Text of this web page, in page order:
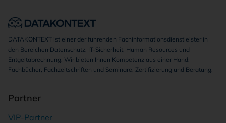
DATAKONTEXT ist einer der führenden Fachinformationsdienstleister in
den Bereichen Datenschutz, IT-Sicherheit, Human Resources und
Entgeltabrechnung. Wir bieten Ihnen Kompetenz aus einer Hand:
Fachbücher, Fachzeitschriften und Seminare, Zertifizierung und Beratung.
Partner
VIP-Partner